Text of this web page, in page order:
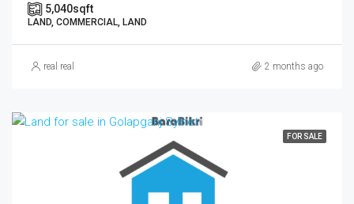
5,040sqft
LAND, COMMERCIAL, LAND
real real 2 months ago
FOR SALE